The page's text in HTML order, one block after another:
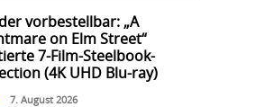
vorbestellbar: „A
on Elm Street“
7-Film-Steelbook-
(4K UHD Blu-ray)
7. August 2026